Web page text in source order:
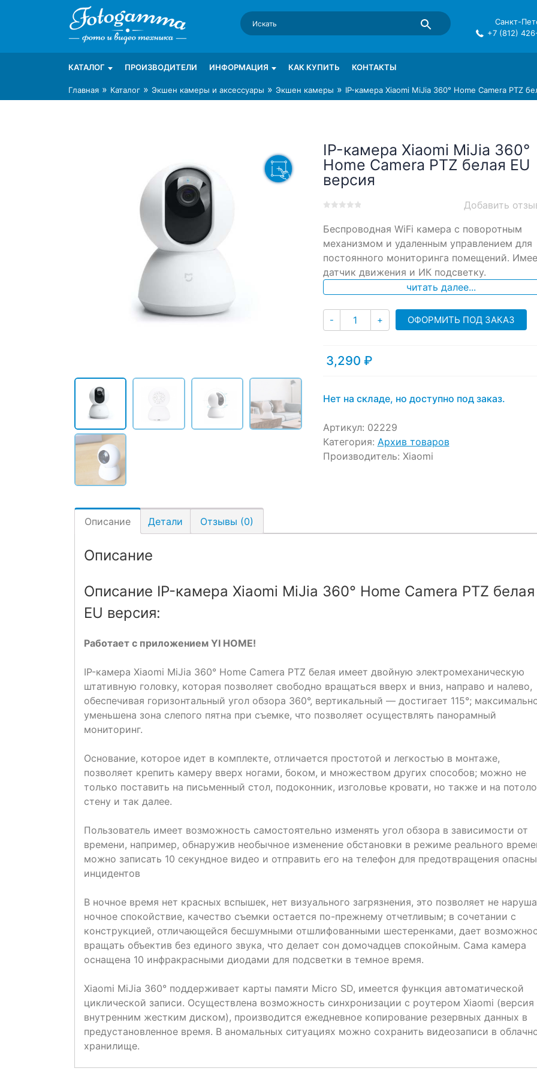
Интернет-магазин фототехники Foto-Gamma в СПб
Магазин фотоаксессуаров foto-gamma.ru
Санкт-
+7 (812)
КАТАЛОГ ПРОИЗВОДИТЕЛИ ИНФОРМАЦИЯ КАК КУПИТЬ КОНТАКТЫ
Главная » Каталог » Экшен камеры и аксессуары » Экшен камеры » IP-камера Xiaomi MiJia 360° Home Camera PTZ
IP-камера Xiaomi MiJia 360°
Home Camera PTZ белая EU
версия
out
on
customer
ratings
Добавить
Беспроводная WiFi камера с поворотным
механизмом и удаленным управлением для
постоянного мониторинга помещений.
датчик движения и ИК подсветку.
читать далее...
- Количество
+ ОФОРМИТЬ ПОД ЗАКАЗ
3,290 ₽
Нет на складе, но доступно под заказ.
Артикул: 02229
Категория: Архив товаров
Производитель: Xiaomi
Описание Детали Отзывы (0)
Описание
Описание IP-камера Xiaomi MiJia 360° Home Camera PTZ белая
EU версия:
Работает с приложением YI HOME!
IP-камера Xiaomi MiJia 360° Home Camera PTZ белая имеет двойную электромеханическую
штативную головку, которая позволяет свободно вращаться вверх и вниз, направо и налево,
обеспечивая горизонтальный угол обзора 360°, вертикальный — достигает 115°;
уменьшена зона слепого пятна при съемке, что позволяет осуществлять панорамный
мониторинг.
Основание, которое идет в комплекте, отличается простотой и легкостью в монтаже,
позволяет крепить камеру вверх ногами, боком, и множеством других способов; можно не
только поставить на письменный стол, подоконник, изголовье кровати, но также и на
стену и так далее.
Пользователь имеет возможность самостоятельно изменять угол обзора в зависимости от
времени, например, обнаружив необычное изменение обстановки в режиме реального
можно записать 10 секундное видео и отправить его на телефон для предотвращения
инцидентов
В ночное время нет красных вспышек, нет визуального загрязнения, это позволяет не
ночное спокойствие, качество съемки остается по-прежнему отчетливым; в сочетании с
конструкцией, отличающейся бесшумными отшлифованными шестеренками, дает
вращать объектив без единого звука, что делает сон домочадцев спокойным. Сама камера
оснащена 10 инфракрасными диодами для подсветки в темное время.
Xiaomi MiJia 360° поддерживает карты памяти Micro SD, имеется функция автоматической
циклической записи. Осуществлена возможность синхронизации с роутером Xiaomi (версия
внутренним жестким диском), производится ежедневное копирование резервных данных в
предустановленное время. В аномальных ситуациях можно сохранить видеозаписи в
хранилище.